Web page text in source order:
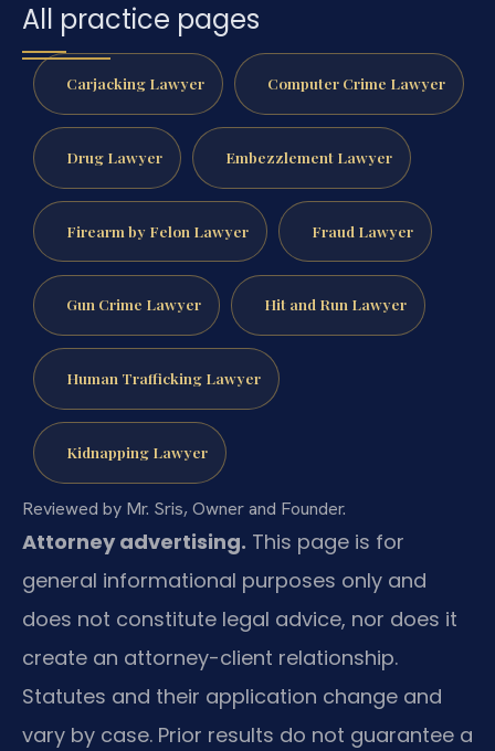
All practice pages
Carjacking Lawyer Computer Crime Lawyer
Drug Lawyer Embezzlement Lawyer
Firearm by Felon Lawyer Fraud Lawyer
Gun Crime Lawyer Hit and Run Lawyer
Human Trafficking Lawyer
Kidnapping Lawyer
Reviewed by Mr. Sris, Owner and Founder.
Attorney advertising. This page is for
general informational purposes only and
does not constitute legal advice, nor does it
create an attorney-client relationship.
Statutes and their application change and
vary by case. Prior results do not guarantee a